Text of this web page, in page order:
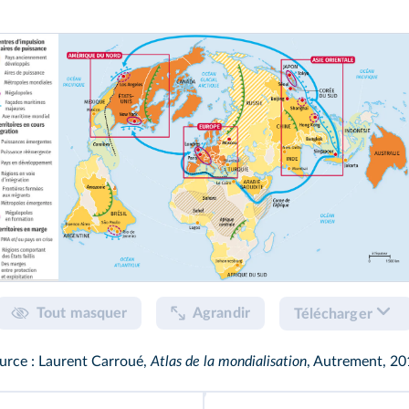
Tout masquer Agrandir Télécharger
: Laurent Carroué, Atlas de la mondialisation, Autrement,